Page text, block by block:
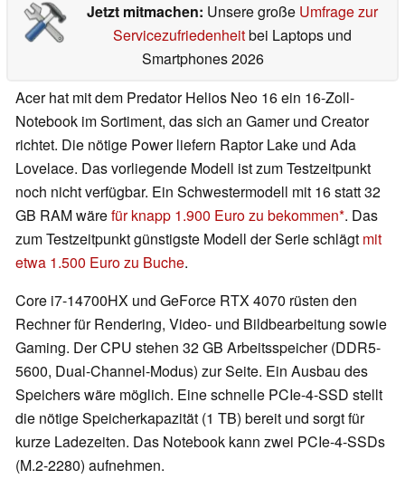
Jetzt mitmachen: Unsere große Umfrage zur
Servicezufriedenheitbei Laptops und
Smartphones 2026
Acer hat mit dem Predator Helios Neo 16 ein 16-Zoll-
Notebook im Sortiment, das sich an Gamer und Creator
richtet. Die nötige Power liefern Raptor Lake und Ada
Lovelace. Das vorliegende Modell ist zum Testzeitpunkt
noch nicht verfügbar. Ein Schwestermodell mit 16 statt 32
GB RAM wärefür knapp 1.900 Euro zu bekommen . Das
zum Testzeitpunkt günstigste Modell der Serie schlägt mit
etwa 1.500 Euro zu Buche.
Core i7-14700HX und GeForce RTX 4070 rüsten den
Rechner für Rendering, Video- und Bildbearbeitung sowie
Gaming. Der CPU stehen 32 GB Arbeitsspeicher (DDR5-
5600, Dual-Channel-Modus) zur Seite. Ein Ausbau des
Speichers wäre möglich. Eine schnelle PCIe-4-SSD stellt
die nötige Speicherkapazität (1 TB) bereit und sorgt für
kurze Ladezeiten. Das Notebook kann zwei PCIe-4-SSDs
(M.2-2280) aufnehmen.